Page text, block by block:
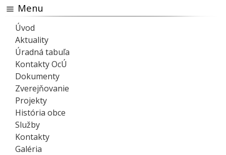
Menu
Úvod
Aktuality
Úradná tabuľa
Kontakty OcÚ
Dokumenty
Zverejňovanie
Projekty
História obce
Služby
Kontakty
Galéria